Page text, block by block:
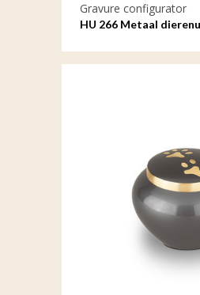
Gravure configurator
HU 266 Metaal